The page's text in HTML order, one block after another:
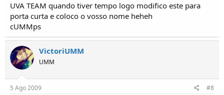
UVA TEAM quando tiver tempo logo modifico este para
porta curta e coloco o vosso nome heheh
cUMMps
VictoriUMM
UMM
5 Ago 2009 #8